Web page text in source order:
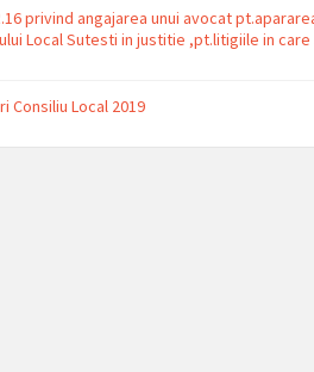
privind angajarea unui avocat
Local Sutesti in justitie ,pt.litigiile in
Consiliu Local 2019